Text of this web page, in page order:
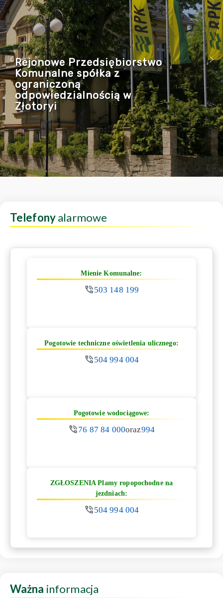
Rejonowe Przedsiębiorstwo
Komunalne spółka z
ograniczoną
odpowiedzialnością w
Złotoryi
Telefonyalarmowe
Mienie Komunalne:
503 148 199
Pogotowie techniczne oświetlenia ulicznego:
504 994 004
Pogotowie wodociągowe:
76 87 84 000oraz994
ZGŁOSZENIA Plamy ropopochodne na
jezdniach:
504 994 004
Ważna informacja